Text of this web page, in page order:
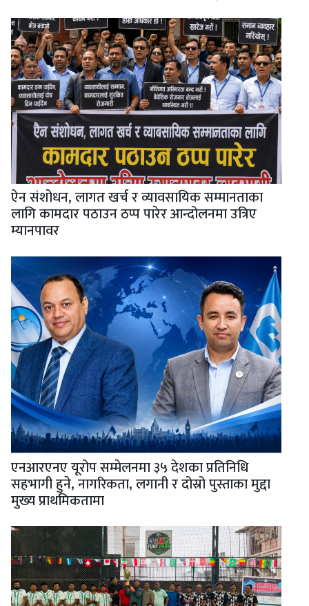
ऐन संशोधन, लागत खर्च र व्यावसायिक सम्मानताका
लागि कामदार पठाउन ठप्प पारेर आन्दोलनमा उत्रिए
म्यानपावर
एनआरएनए यूरोप सम्मेलनमा ३५ देशका प्रतिनिधि
सहभागी हुने, नागरिकता, लगानी र दोस्रो पुस्ताका मुद्दा
मुख्य प्राथमिकतामा